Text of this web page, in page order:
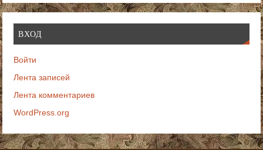
ВХОД
Войти
Лента записей
Лента комментариев
WordPress.org